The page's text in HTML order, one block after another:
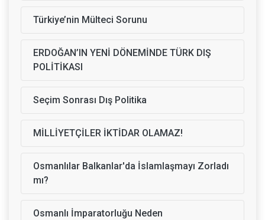
Türkiye’nin Mülteci Sorunu
ERDOĞAN’IN YENİ DÖNEMİNDE TÜRK DIŞ
POLİTİKASI
Seçim Sonrası Dış Politika
MİLLİYETÇİLER İKTİDAR OLAMAZ!
Osmanlılar Balkanlar'da İslamlaşmayı Zorladı
mı?
Osmanlı İmparatorluğu Neden